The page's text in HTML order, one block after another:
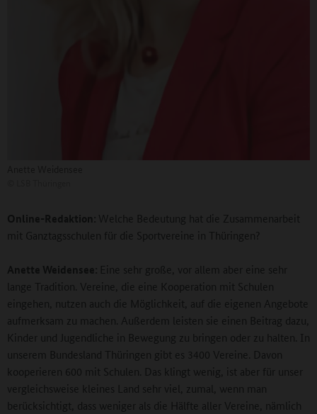
Online-Redaktion: Welche Bedeutung hat die Zusammenarbeit
mit Ganztagsschulen für die Sportvereine in Thüringen?
Anette Weidensee Eine sehr große, vor allem aber eine sehr
lange Tradition. Vereine, die eine Kooperation mit Schulen
eingehen, nutzen auch die Möglichkeit, auf die eigenen Angebote
aufmerksam zu machen. Außerdem leisten sie einen Beitrag dazu,
Kinder und Jugendliche in Bewegung zu bringen oder zu halten. In
unserem Bundesland Thüringen gibt es 3400 Vereine. Davon
kooperieren 600 mit Schulen. Das klingt wenig, ist aber für unser
vergleichsweise kleines Land sehr viel, zumal, wenn man
berücksichtigt, dass weniger als die Hälfte aller Vereine, nämlich